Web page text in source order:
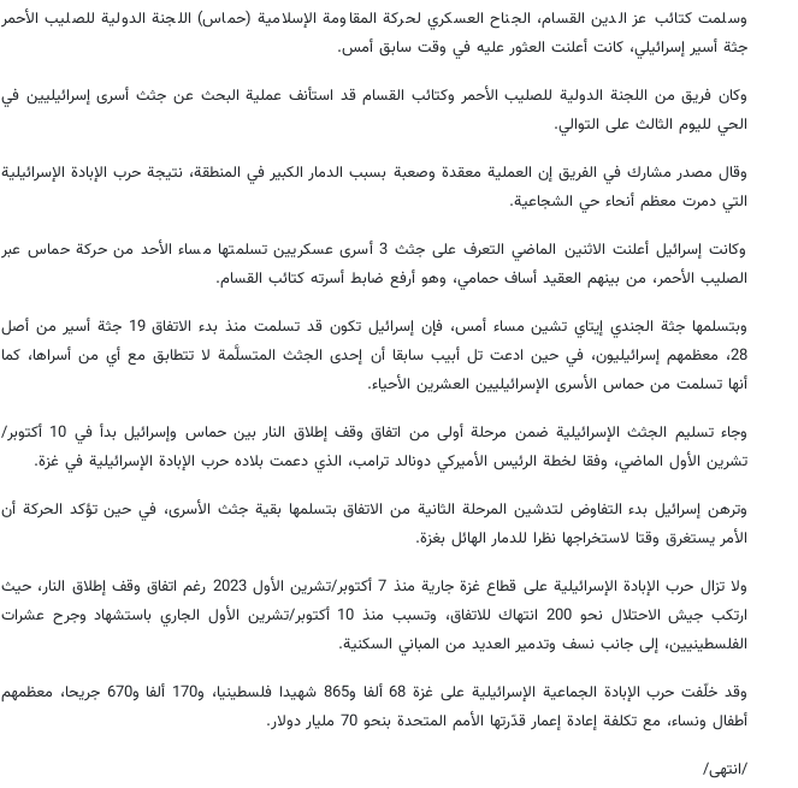
وسلمت كتائب عز الدين القسام، الجناح العسكري لحركة المقاومة الإسلامية (حماس) اللجنة الدولية للصليب الأحمر
جثة أسير إسرائيلي، كانت أعلنت العثور عليه في وقت سابق أمس.
وكان فريق من اللجنة الدولية للصليب الأحمر وكتائب القسام قد استأنف عملية البحث عن جثث أسرى إسرائيليين في
الحي لليوم الثالث على التوالي.
وقال مصدر مشارك في الفريق إن العملية معقدة وصعبة بسبب الدمار الكبير في المنطقة، نتيجة حرب الإبادة الإسرائيلية
التي دمرت معظم أنحاء حي الشجاعية.
وكانت إسرائيل أعلنت الاثنين الماضي التعرف على جثث 3 أسرى عسكريين تسلمتها مساء الأحد من حركة حماس عبر
الصليب الأحمر، من بينهم العقيد أساف حمامي، وهو أرفع ضابط أسرته كتائب القسام.
وبتسلمها جثة الجندي إيتاي تشين مساء أمس، فإن إسرائيل تكون قد تسلمت منذ بدء الاتفاق 19 جثة أسير من أصل
28، معظمهم إسرائيليون، في حين ادعت تل أبيب سابقا أن إحدى الجثث المتسلَّمة لا تتطابق مع أي من أسراها، كما
أنها تسلمت من حماس الأسرى الإسرائيليين العشرين الأحياء.
وجاء تسليم الجثث الإسرائيلية ضمن مرحلة أولى من اتفاق وقف إطلاق النار بين حماس وإسرائيل بدأ في 10 أكتوبر/
تشرين الأول الماضي، وفقا لخطة الرئيس الأميركي دونالد ترامب، الذي دعمت بلاده حرب الإبادة الإسرائيلية في غزة.
وترهن إسرائيل بدء التفاوض لتدشين المرحلة الثانية من الاتفاق بتسلمها بقية جثث الأسرى، في حين تؤكد الحركة أن
الأمر يستغرق وقتا لاستخراجها نظرا للدمار الهائل بغزة.
ولا تزال حرب الإبادة الإسرائيلية على قطاع غزة جارية منذ 7 أكتوبر/تشرين الأول 2023 رغم اتفاق وقف إطلاق النار، حيث
ارتكب جيش الاحتلال نحو 200 انتهاك للاتفاق، وتسبب منذ 10 أكتوبر/تشرين الأول الجاري باستشهاد وجرح عشرات
الفلسطينيين، إلى جانب نسف وتدمير العديد من المباني السكنية.
وقد خلّفت حرب الإبادة الجماعية الإسرائيلية على غزة 68 ألفا و865 شهيدا فلسطينيا، و170 ألفا و670 جريحا، معظمهم
أطفال ونساء، مع تكلفة إعادة إعمار قدّرتها الأمم المتحدة بنحو 70 مليار دولار.
/انتهى/